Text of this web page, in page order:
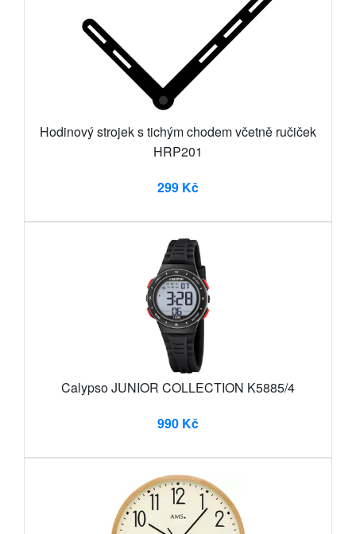
Hodinový strojek s tichým chodem včetně ručiček
HRP201
299 Kč
Calypso JUNIOR COLLECTION K5885/4
990 Kč